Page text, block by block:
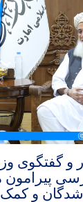
و گفتگوی
و